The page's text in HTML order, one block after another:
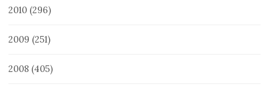
2010 (296)
2009 (251)
2008 (405)